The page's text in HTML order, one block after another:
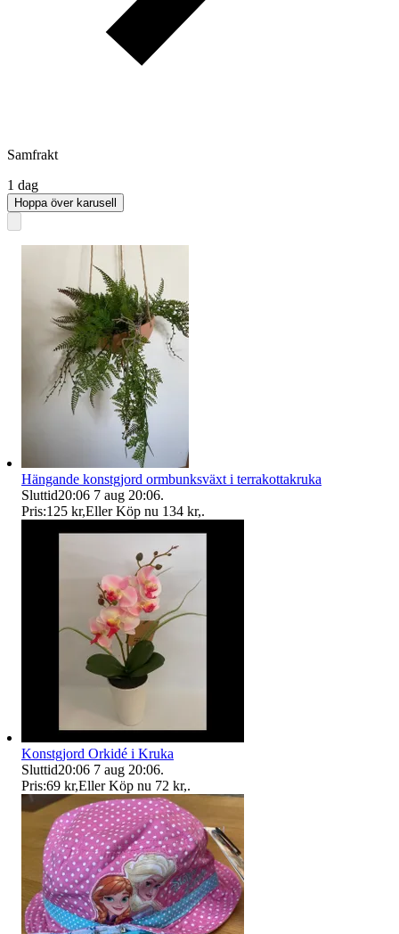
Samfrakt
1 dag
Hoppa över karusell
Hängande konstgjord ormbunksväxt i terrakottakruka
Sluttid20:06 7 aug 20:06.
Pris:125 kr,Eller Köp nu 134 kr,.
Konstgjord Orkidé i Kruka
Sluttid20:06 7 aug 20:06.
Pris:69 kr,Eller Köp nu 72 kr,.